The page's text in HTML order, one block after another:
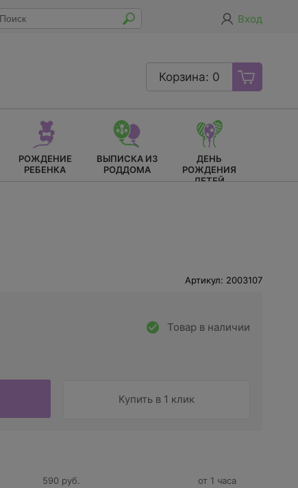
Вход
Корзина: 0
РОЖДЕНИЕ
РЕБЕНКА
ВЫПИСКА ИЗ
РОДДОМА
ДЕНЬ
РОЖДЕНИЯ
ДЕТЕЙ
Артикул: 2003107
Товар в наличии
Купить в 1 клик
590 руб. от 1 часа